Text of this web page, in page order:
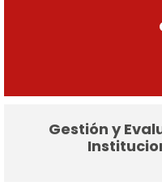
Gestión y